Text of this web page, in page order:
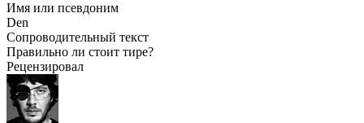
Имя или псевдоним
Den
Сопроводительный текст
Правильно ли стоит тире?
Рецензировал